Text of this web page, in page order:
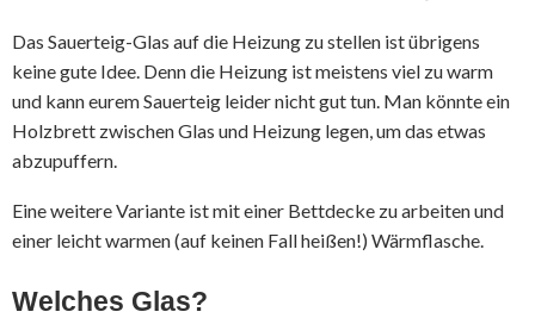
Das Sauerteig-Glas auf die Heizung zu stellen ist übrigens
keine gute Idee. Denn die Heizung ist meistens viel zu warm
und kann eurem Sauerteig leider nicht gut tun. Man könnte ein
Holzbrett zwischen Glas und Heizung legen, um das etwas
abzupuffern.
Eine weitere Variante ist mit einer Bettdecke zu arbeiten und
einer leicht warmen (auf keinen Fall heißen!) Wärmflasche.
Welches Glas?